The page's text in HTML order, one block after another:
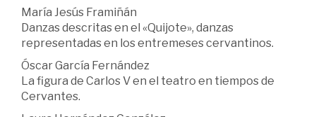
María Jesús Framiñán
Danzas descritas en el «Quijote», danzas
representadas en los entremeses cervantinos.
Óscar García Fernández
La figura de Carlos V en el teatro en tiempos de
Cervantes.